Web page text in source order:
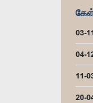
03-
04-
11-
20-